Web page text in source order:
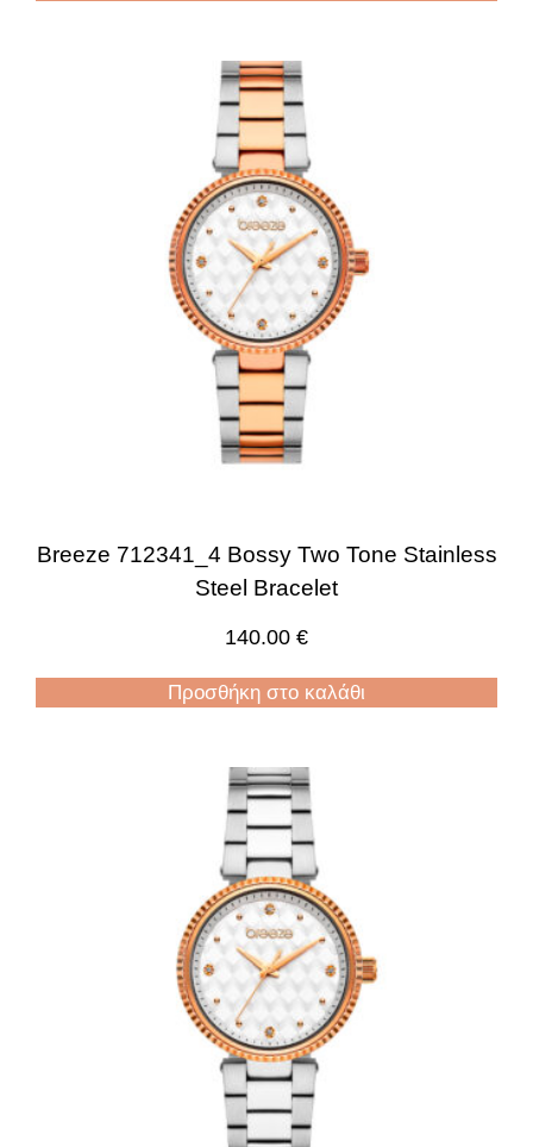
Breeze 712341_4 Bossy Two Tone Stainless
Steel Bracelet
140.00 €
Προσθήκη στο καλάθι